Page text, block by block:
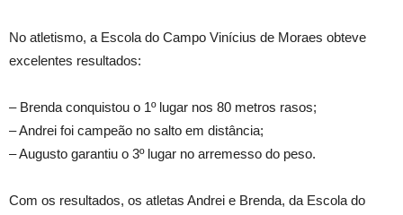
No atletismo, a Escola do Campo Vinícius de Moraes obteve
excelentes resultados:
– Brenda conquistou o 1º lugar nos 80 metros rasos;
– Andrei foi campeão no salto em distância;
– Augusto garantiu o 3º lugar no arremesso do peso.
Com os resultados, os atletas Andrei e Brenda, da Escola do